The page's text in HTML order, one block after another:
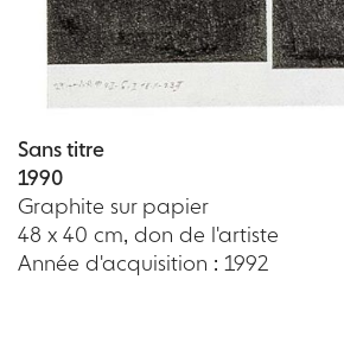
Sans titre
1990
Graphite sur papier
48 x 40 cm, don de l'artiste
Année d'acquisition : 1992